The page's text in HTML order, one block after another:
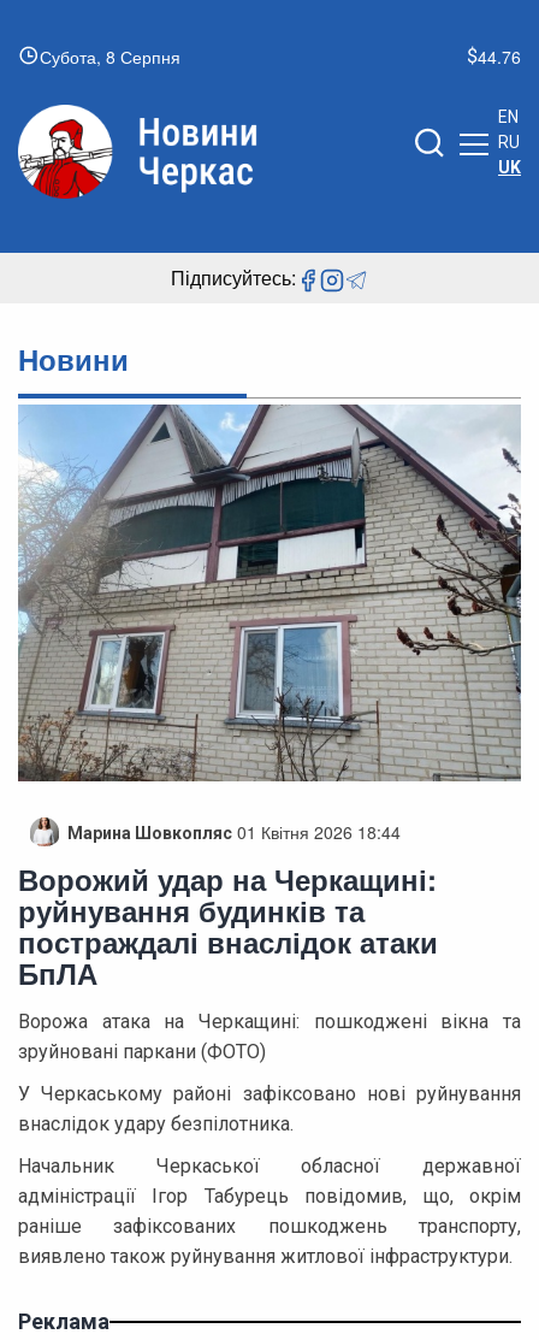
Субота, 8 Серпня 44.76
EN
RU
UK
Підписуйтесь:
Новини
Марина Шовкопляс 01 Квітня 2026 18:44
Ворожий удар на Черкащині:
руйнування будинків та
постраждалі внаслідок атаки
БпЛА
Ворожа атака на Черкащині: пошкоджені вікна та
зруйновані паркани (ФОТО)
У Черкаському районі зафіксовано нові руйнування
внаслідок удару безпілотника.
Начальник Черкаської обласної державної
адміністрації Ігор Табурець повідомив, що, окрім
раніше зафіксованих пошкоджень транспорту,
виявлено також руйнування житлової інфраструктури.
Реклама